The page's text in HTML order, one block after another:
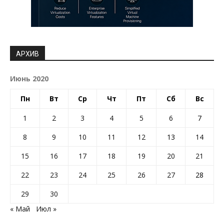
АРХИВ
Июнь 2020
Пн Вт Ср Чт Пт Сб Вс
1 2 3 4 5 6
7
8
9 10 11 12 13
14
15
16 17 18 19 20
21
22
23 24 25 26 27
28
29
30
« Май
Июл »